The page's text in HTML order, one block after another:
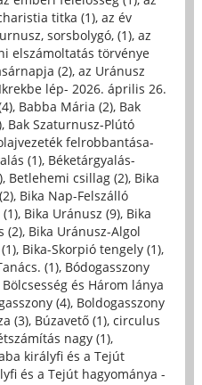
titka (1), az év
sorsbolygó, (1), az
elszámoltatás törvénye
(2), az Uránusz
lép- 2026. április 26.
, Babba Mária (2), Bak
, Bak Szaturnusz-Plútó
felrobbantása-
(1), Béketárgyalás-
, Betlehemi csillag (2), Bika
, Bika Nap-Felszálló
, Bika Uránusz (9), Bika
(2), Bika Uránusz-Algol
, Bika-Skorpió tengely (1),
(1), Bódogasszony
Bölcsesség és Három lánya
(4), Boldogasszony
(3), Búzavető (1), circulus
nagy (1),
királyfi és a Tejút
és a Tejút hagyománya -